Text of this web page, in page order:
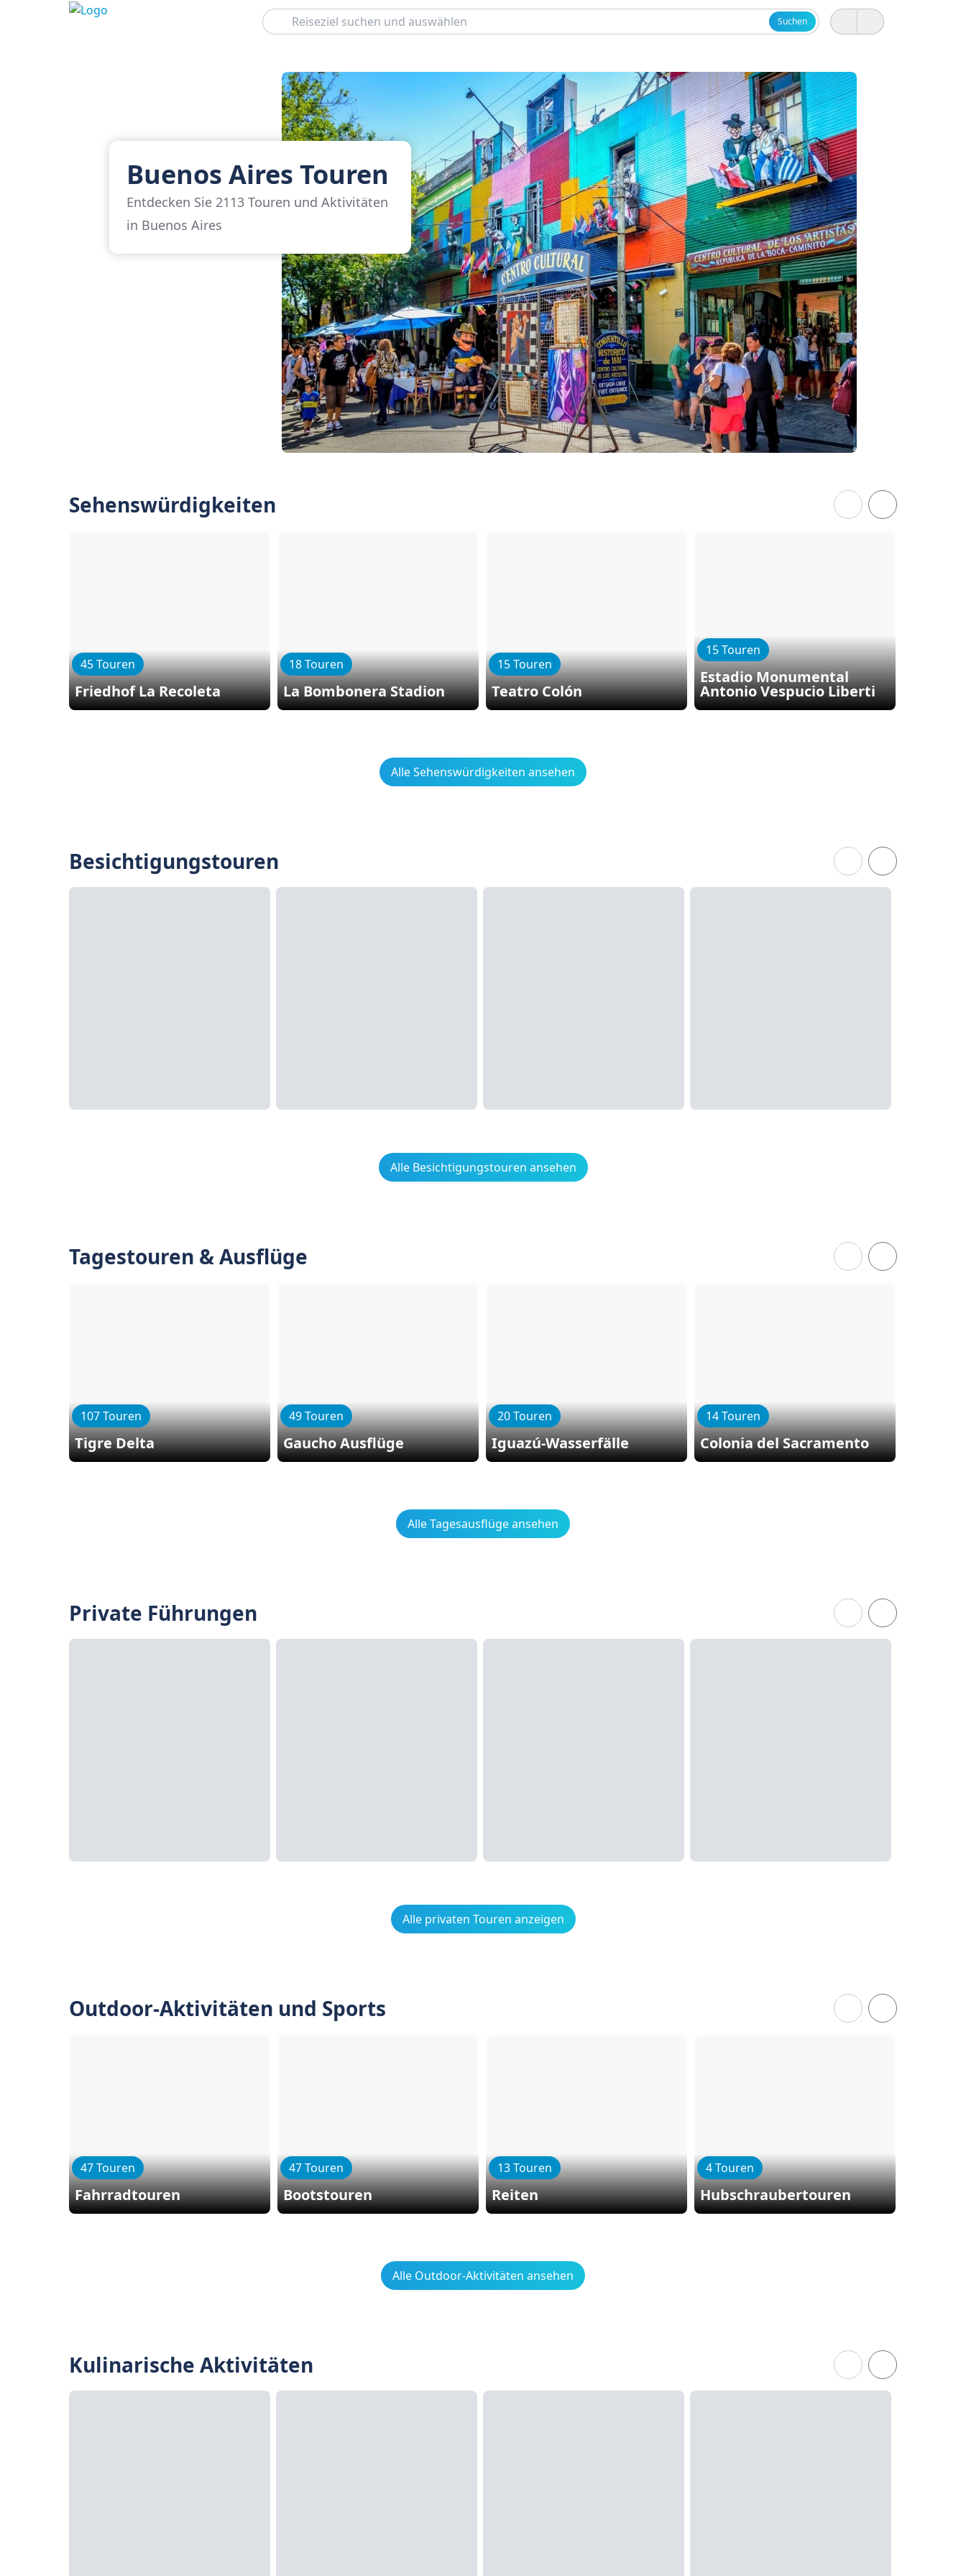
Suchen
Suchen
Buenos Aires Touren
Entdecken Sie 2113 Touren und Aktivitäten
in Buenos Aires
Sehenswürdigkeiten
45 Touren
Friedhof La Recoleta
18 Touren
La Bombonera Stadion
15 Touren
Teatro Colón
15 Touren
Estadio Monumental
Antonio Vespucio Liberti
Alle Sehenswürdigkeiten ansehen
Besichtigungstouren
Alle Besichtigungstouren ansehen
Tagestouren & Ausflüge
107 Touren
Tigre Delta
49 Touren
Gaucho Ausflüge
20 Touren
Iguazú-Wasserfälle
14 Touren
Colonia del Sacramento
Alle Tagesausflüge ansehen
Private Führungen
Alle privaten Touren anzeigen
Outdoor-Aktivitäten und Sports
47 Touren
Fahrradtouren
47 Touren
Bootstouren
13 Touren
Reiten
4 Touren
Hubschraubertouren
Alle Outdoor-Aktivitäten ansehen
Kulinarische Aktivitäten